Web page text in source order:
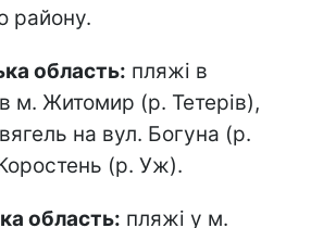
району.
область: пляжі в
м. Житомир (р. Тетерів),
на вул. Богуна (р.
(р. Уж).
область: пляжі у м.